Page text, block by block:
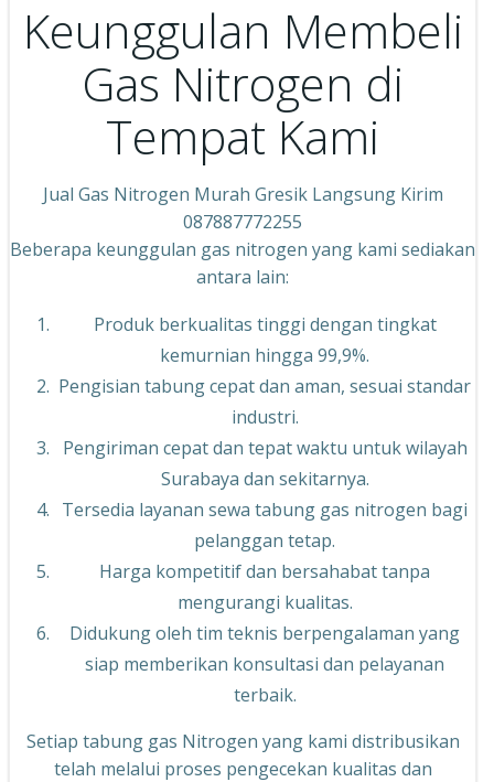
Keunggulan Membeli
Gas Nitrogen di
Tempat Kami
Jual Gas Nitrogen Murah Gresik Langsung Kirim
087887772255
Beberapa keunggulan gas nitrogen yang kami sediakan
antara lain:
Produk berkualitas tinggi dengan tingkat
kemurnian hingga 99,9%.
Pengisian tabung cepat dan aman, sesuai standar
industri.
Pengiriman cepat dan tepat waktu untuk wilayah
Surabaya dan sekitarnya.
Tersedia layanan sewa tabung gas nitrogen bagi
pelanggan tetap.
Harga kompetitif dan bersahabat tanpa
mengurangi kualitas.
Didukung oleh tim teknis berpengalaman yang
siap memberikan konsultasi dan pelayanan
terbaik.
Setiap tabung gas Nitrogen yang kami distribusikan
telah melalui proses pengecekan kualitas dan